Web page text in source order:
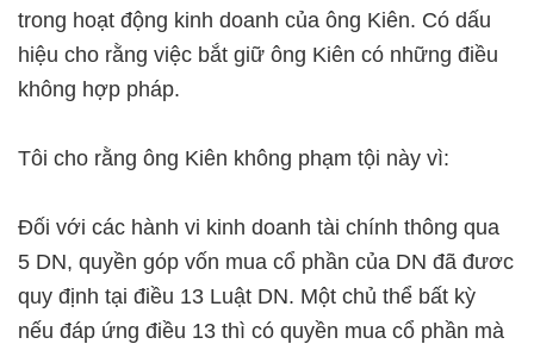
trong hoạt động kinh doanh của ông Kiên. Có dấu
hiệu cho rằng việc bắt giữ ông Kiên có những điều
không hợp pháp.
Tôi cho rằng ông Kiên không phạm tội này vì:
Đối với các hành vi kinh doanh tài chính thông qua
5 DN, quyền góp vốn mua cổ phần của DN đã đươc
quy định tại điều 13 Luật DN. Một chủ thể bất kỳ
nếu đáp ứng điều 13 thì có quyền mua cổ phần mà